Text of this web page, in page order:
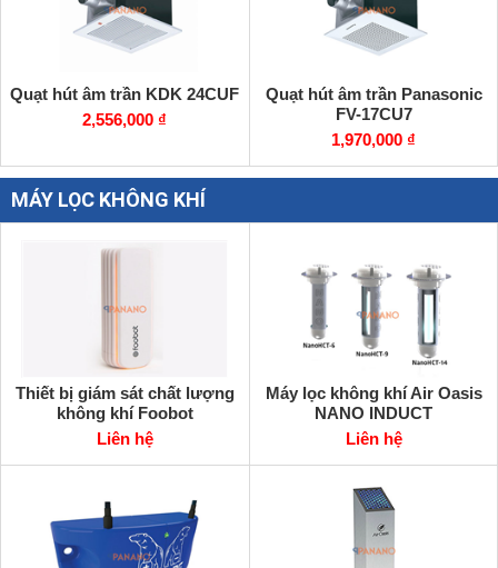
Quạt hút âm trần KDK 24CUF
2,556,000 ₫
Quạt hút âm trần Panasonic
FV-17CU7
1,970,000 ₫
MÁY LỌC KHÔNG KHÍ
Thiết bị giám sát chất lượng
không khí Foobot
Liên hệ
Máy lọc không khí Air Oasis
NANO INDUCT
Liên hệ